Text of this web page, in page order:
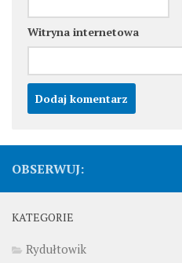
Witryna internetowa
OBSERWUJ:
KATEGORIE
Rydułtowik